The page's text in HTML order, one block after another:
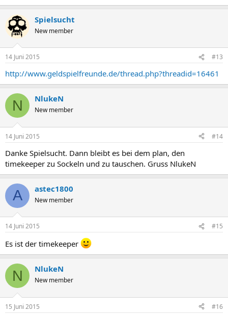
Spielsucht
New member
14 Juni 2015 #13
http://www.geldspielfreunde.de/thread.php?threadid=16461
N NlukeN
New member
14 Juni 2015 #14
Danke Spielsucht. Dann bleibt es bei dem plan, den
timekeeper zu Sockeln und zu tauschen. Gruss NlukeN
A astec1800
New member
14 Juni 2015 #15
Es ist der timekeeper
N NlukeN
New member
15 Juni 2015 #16